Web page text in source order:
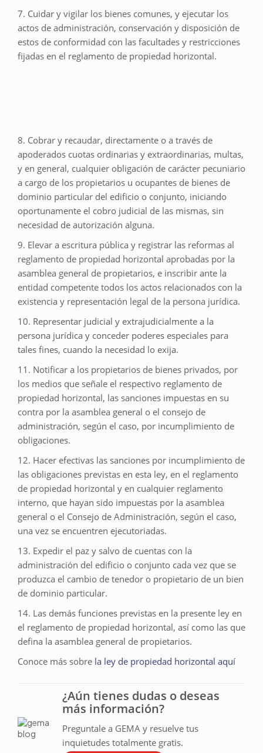
7. Cuidar y vigilar los bienes comunes, y ejecutar los
actos de administración, conservación y disposición de
estos de conformidad con las facultades y restricciones
fijadas en el reglamento de propiedad horizontal.
8. Cobrar y recaudar, directamente o a través de
apoderados cuotas ordinarias y extraordinarias, multas,
y en general, cualquier obligación de carácter pecuniario
a cargo de los propietarios u ocupantes de bienes de
dominio particular del edificio o conjunto, iniciando
oportunamente el cobro judicial de las mismas, sin
necesidad de autorización alguna.
9. Elevar a escritura pública y registrar las reformas al
reglamento de propiedad horizontal aprobadas por la
asamblea general de propietarios, e inscribir ante la
entidad competente todos los actos relacionados con la
existencia y representación legal de la persona jurídica.
10. Representar judicial y extrajudicialmente a la
persona jurídica y conceder poderes especiales para
tales fines, cuando la necesidad lo exija.
11. Notificar a los propietarios de bienes privados, por
los medios que señale el respectivo reglamento de
propiedad horizontal, las sanciones impuestas en su
contra por la asamblea general o el consejo de
administración, según el caso, por incumplimiento de
obligaciones.
12. Hacer efectivas las sanciones por incumplimiento de
las obligaciones previstas en esta ley, en el reglamento
de propiedad horizontal y en cualquier reglamento
interno, que hayan sido impuestas por la asamblea
general o el Consejo de Administración, según el caso,
una vez se encuentren ejecutoriadas.
13. Expedir el paz y salvo de cuentas con la
administración del edificio o conjunto cada vez que se
produzca el cambio de tenedor o propietario de un bien
de dominio particular.
14. Las demás funciones previstas en la presente ley en
el reglamento de propiedad horizontal, así como las que
defina la asamblea general de propietarios.
Conoce más sobre la ley de propiedad horizontal aquí
¿Aún tienes dudas o deseas
más información?
Preguntale a GEMA y resuelve tus
inquietudes totalmente gratis.